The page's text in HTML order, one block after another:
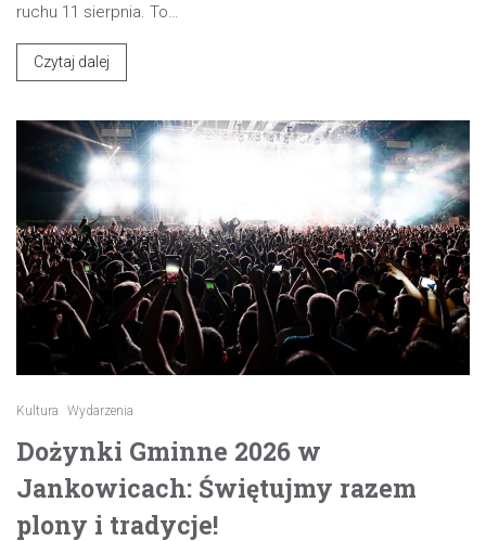
ruchu 11 sierpnia. To…
Czytaj dalej
Kultura Wydarzenia
Dożynki Gminne 2026 w
Jankowicach: Świętujmy razem
plony i tradycje!